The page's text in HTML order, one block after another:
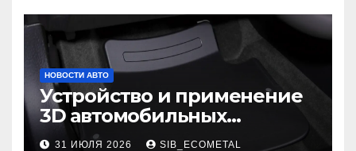
НОВОСТИ АВТО
Устройство и применение
3D автомобильных
ковриков
31 ИЮЛЯ 2026 SIB_ECOMETAL